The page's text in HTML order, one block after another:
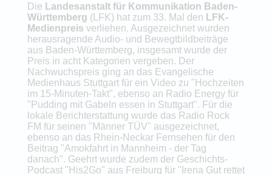
Die Landesanstalt für Kommunikation Baden-
Württemberg (LFK) hat zum 33. Mal den LFK-
Medienpreis verliehen. Ausgezeichnet wurden
herausragende Audio- und Bewegtbildbeiträge
aus Baden-Württemberg, insgesamt wurde der
Preis in acht Kategorien vergeben. Der
Nachwuchspreis ging an das Evangelische
Medienhaus Stuttgart für ein Video zu "Hochzeiten
im 15-Minuten-Takt", ebenso an Radio Energy für
"Pudding mit Gabeln essen in Stuttgart". Für die
lokale Berichterstattung wurde das Radio Rock
FM für seinen "Männer TÜV" ausgezeichnet,
ebenso an das Rhein-Neckar Fernsehen für den
Beitrag "Amokfahrt in Mannheim - der Tag
danach". Geehrt wurde zudem der Geschichts-
Podcast "His2Go" aus Freiburg für "Irena Gut rettet